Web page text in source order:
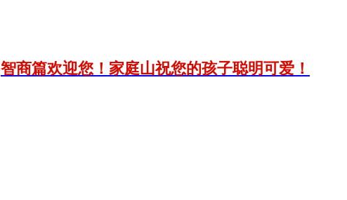
智商篇欢迎您！家庭山祝您的孩子聪明可爱！